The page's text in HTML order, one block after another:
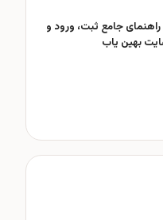
جامع ثبت، ورود و
بهین یاب